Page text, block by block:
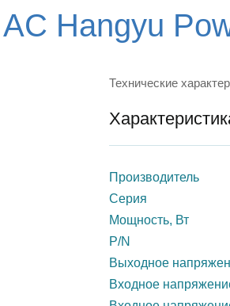
Hangyu
Технические
Производитель
Серия
Мощность, Вт
P/N
Выходное
Входное